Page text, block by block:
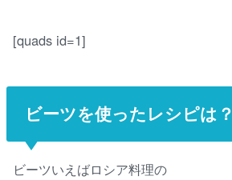
[quads id=1]
ビーツを使ったレシピは？
ビーツいえばロシア料理の